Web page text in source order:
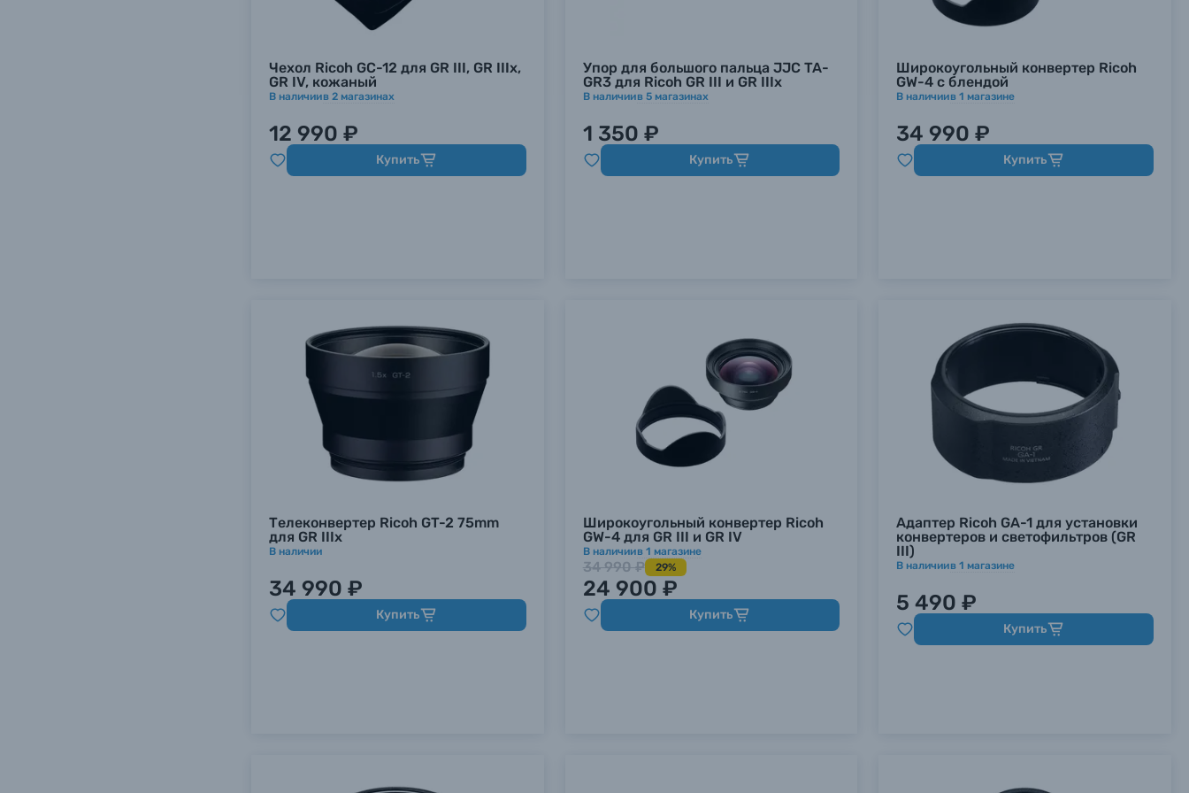
Чехол Ricoh GC-12 для GR III, GR IIIx,
GR IV, кожаный
В наличиив 2 магазинах
12 990 ₽
Купить
Упор для большого пальца JJC TA-
GR3 для Ricoh GR III и GR IIIx
В наличиив 5магазинах
1 350 ₽
Купить
Широкоугольный конвертер Ricoh
GW-4 с блендой
В наличиив1 магазине
34 990 ₽
Купить
Телеконвертер Ricoh GT-2 75mm
для GR IIIx
В наличии
34 990 ₽
Купить
Широкоугольный конвертер Ricoh
GW-4 для GR III и GR IV
В наличиив 1 магазине
34 990 ₽ 29%
24 900 ₽
Купить
Адаптер Ricoh GA-1 для установки
конвертеров и светофильтров (GR
III)
В наличиив1 магазине
5 490 ₽
Купить